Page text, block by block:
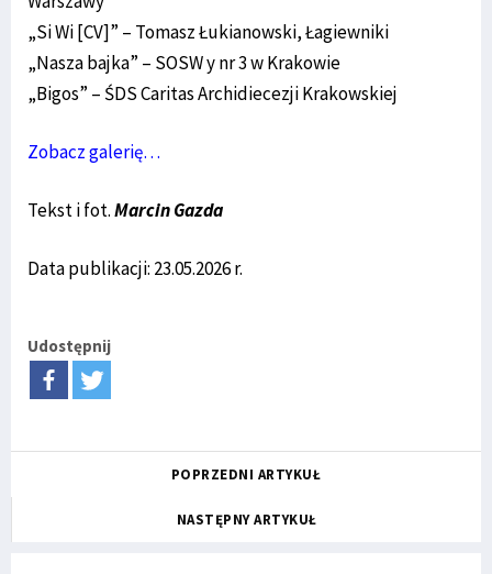
„Si Wi [CV]” – Tomasz Łukianowski, Łagiewniki
„Nasza bajka” – SOSW y nr 3 w Krakowie
„Bigos” – ŚDS Caritas Archidiecezji Krakowskiej
Zobacz galerię…
Tekst i fot.Marcin Gazda
Data publikacji: 23.05.2026 r.
Udostępnij
POPRZEDNI ARTYKUŁ
NASTĘPNY ARTYKUŁ